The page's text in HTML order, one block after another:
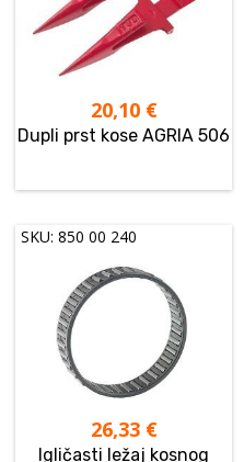
20,10 €
Dupli prst kose AGRIA 506
SKU: 850 00 240
26,33 €
Igličasti ležaj kosnog